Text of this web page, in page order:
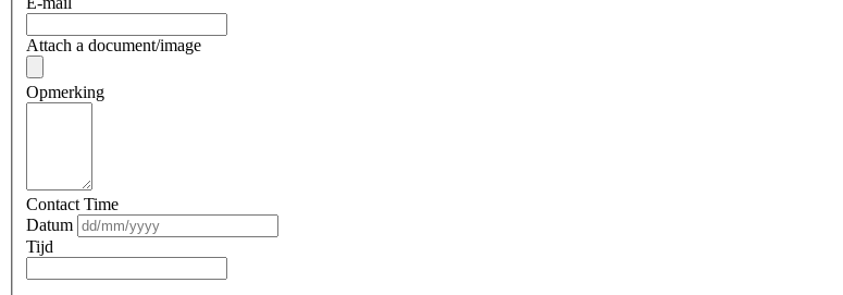
Attach a document/image
Opmerking
Contact Time
Datum
Tijd